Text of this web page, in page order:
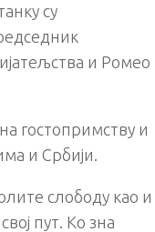
су
и Ромео
гостопримству и
и Србији.
слободу као и
пут. Ко зна